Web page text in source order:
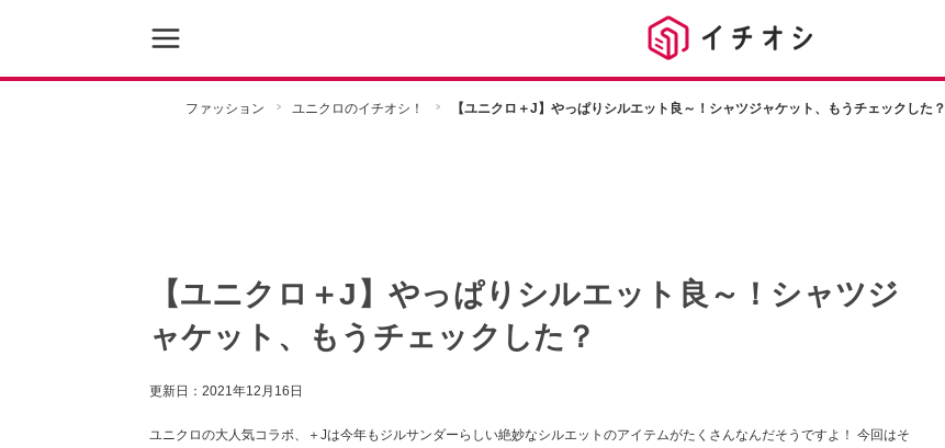
ファッション ユニクロのイチオシ！ 【ユニクロ＋J】やっぱりシルエット良～！シャツジャケット、もうチェックした？
【ユニクロ＋J】やっぱりシルエット良～！シャツジ
ャケット、もうチェックした？
更新日： 2021年12月16日
ユニクロの大人気コラボ、＋Jは今年もジルサンダーらしい絶妙なシルエットのアイテムがたくさんなんだそうですよ！ 今回はそ